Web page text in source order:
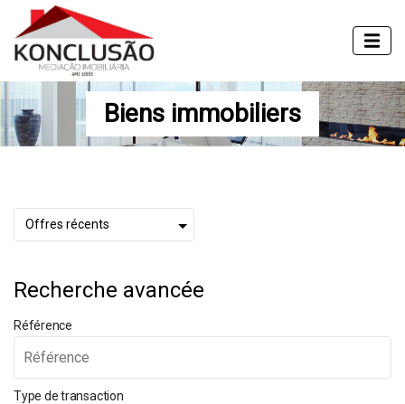
Biens immobiliers
Recherche avancée
Référence
Type de transaction